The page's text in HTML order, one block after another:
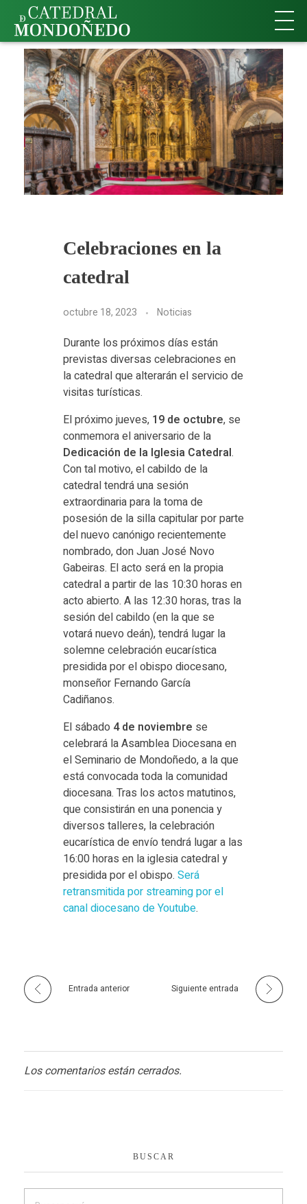
Celebraciones en la
catedral
octubre 18, 2023 Noticias
Durante los próximos días están
previstas diversas celebraciones en
la catedral que alterarán el servicio de
visitas turísticas.
El próximo jueves, 19 de octubre, se
conmemora el aniversario de la
Dedicación de la Iglesia Catedral.
Con tal motivo, el cabildo de la
catedral tendrá una sesión
extraordinaria para la toma de
posesión de la silla capitular por parte
del nuevo canónigo recientemente
nombrado, don Juan José Novo
Gabeiras. El acto será en la propia
catedral a partir de las 10:30 horas en
acto abierto. A las 12:30 horas, tras la
sesión del cabildo (en la que se
votará nuevo deán), tendrá lugar la
solemne celebración eucarística
presidida por el obispo diocesano,
monseñor Fernando García
Cadiñanos.
El sábado 4 de noviembre se
celebrará la Asamblea Diocesana en
el Seminario de Mondoñedo, a la que
está convocada toda la comunidad
diocesana. Tras los actos matutinos,
que consistirán en una ponencia y
diversos talleres, la celebración
eucarística de envío tendrá lugar a las
16:00 horas en la iglesia catedral y
presidida por el obispo. Será
retransmitida por streaming por el
canal diocesano de Youtube.
Entrada anterior Siguiente entrada
Los comentarios están cerrados.
BUSCAR